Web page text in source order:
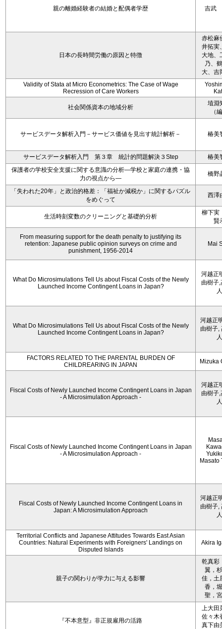
親の離婚経験者の結婚と配偶者学歴 吉武
日本の長時間労働の原因と特徴
赤松麻
井拓実
大地、
乃、
大、吉
Validity of Stata at Micro Econometrics: The Case of Wage
Recression of Care Workers
社会関係資本の地域分析
埴淵
（
サービスデータ解析入門－サービス価値を見出す統計解析－ 椿美
サービスデータ解析入門 第３章 統計的問題解決３Step
椿美
保護者の学校安全支援に関する意識の分析―学校と家庭の連携・協
力の視点から―
橋野
「失われた20年」と政治的格差：「福祉か減税か」に関するパズル
をめぐって
西澤
生活時刻変数のクリーニングと基礎的分析
柳下実
賢
From measuring support for the death penalty to justifying its
retention: Japanese public opinion surveys on crime and
punishment, 1956-2014
Mai
What Do Microsimulations Tell Us about Fiscal Costs of the Newly
Launched Income Contingent Loans in Japan?
河越正
由樹子
人
What Do Microsimulations Tell Us about Fiscal Costs of the Newly
Launched Income Contingent Loans in Japan?
河越正
由樹子,
人
FACTORS RELATED TO THE PARENTAL BURDEN OF
CHILDREARING IN JAPAN
Mizuka
Fiscal Costs of Newly Launched Income Contingent Loans in Japan
- A Microsimulation Approach -
河越正
由樹子
人
Fiscal Costs of Newly Launched Income Contingent Loans in Japan
- A Microsimulation Approach -
Masato
Fiscal Costs of Newly Launched Income Contingent Loans in
Japan: A Microsimulation Approach
河越正
由樹子,
人
Territorial Conflicts and Japanese Attitudes Towards East Asian
Countries: Natural Experiments with Foreigners' Landings on
Disputed Islands
Akira
親子の関わりが学力に与える影響
乾真彩
翼，
佳，土
香，
聖，
『不本意型』非正規雇用の活路
上大田
佐々木
真下由